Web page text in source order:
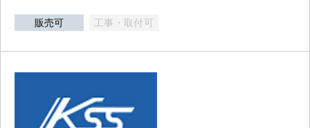
販売可 工事・取付可